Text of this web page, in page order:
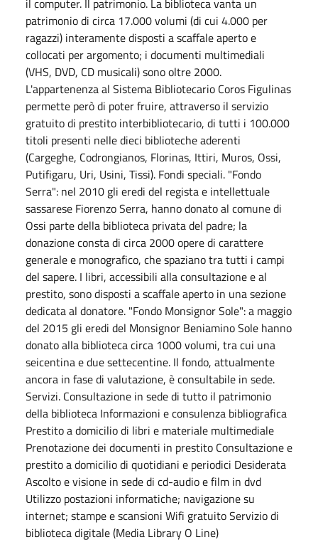
il computer. Il patrimonio. La biblioteca vanta un
patrimonio di circa 17.000 volumi (di cui 4.000 per
ragazzi) interamente disposti a scaffale aperto e
collocati per argomento; i documenti multimediali
(VHS, DVD, CD musicali) sono oltre 2000.
L'appartenenza al Sistema Bibliotecario Coros Figulinas
permette però di poter fruire, attraverso il servizio
gratuito di prestito interbibliotecario, di tutti i 100.000
titoli presenti nelle dieci biblioteche aderenti
(Cargeghe, Codrongianos, Florinas, Ittiri, Muros, Ossi,
Putifigaru, Uri, Usini, Tissi). Fondi speciali. "Fondo
Serra": nel 2010 gli eredi del regista e intellettuale
sassarese Fiorenzo Serra, hanno donato al comune di
Ossi parte della biblioteca privata del padre; la
donazione consta di circa 2000 opere di carattere
generale e monografico, che spaziano tra tutti i campi
del sapere. I libri, accessibili alla consultazione e al
prestito, sono disposti a scaffale aperto in una sezione
dedicata al donatore. "Fondo Monsignor Sole": a maggio
del 2015 gli eredi del Monsignor Beniamino Sole hanno
donato alla biblioteca circa 1000 volumi, tra cui una
seicentina e due settecentine. Il fondo, attualmente
ancora in fase di valutazione, è consultabile in sede.
Servizi. Consultazione in sede di tutto il patrimonio
della biblioteca Informazioni e consulenza bibliografica
Prestito a domicilio di libri e materiale multimediale
Prenotazione dei documenti in prestito Consultazione e
prestito a domicilio di quotidiani e periodici Desiderata
Ascolto e visione in sede di cd-audio e film in dvd
Utilizzo postazioni informatiche; navigazione su
internet; stampe e scansioni Wifi gratuito Servizio di
biblioteca digitale (Media Library O Line)